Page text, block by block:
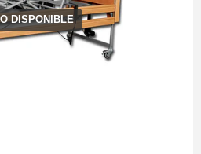
DISPONIBLE